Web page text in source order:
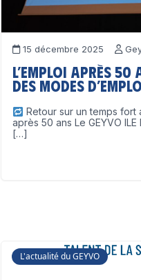
15 décembre 2025
L’emploi après 50
des modes
Retour sur un temps fort
après 50 ans Le GEYVO ILE
[…]
L'actualité du GEYVO